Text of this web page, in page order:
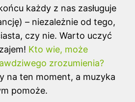
każdy z nas zasługuje
– niezależnie od tego,
czy nie. Warto uczyć
Kto wie, może
zrozumienia?
na ten moment, a muzyka
pomoże.